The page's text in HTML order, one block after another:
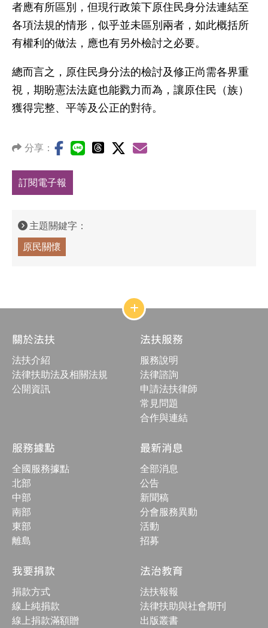
者應有所區別，但現行政策下原住民身分法連結至
各項法規的情形，似乎並未區別兩者，如此概括所
有權利的做法，應也有另外檢討之必要。
總而言之，原住民身分法的檢討及修正尚需各界重
視，期盼憲法法庭也能戮力而為，讓原住民（族）
獲得完整、平等及公正的對待。
分享：
訂閱電子報
主題關鍵字：
原民關懷
網
站
構
合
按
鈕
關於法扶
法扶介紹
法律扶助法及相關法規
公開資訊
法扶服務
服務說明
法律諮詢
申請法扶律師
常見問題
合作與連結
服務據點
全國服務據點
北部
中部
南部
東部
離島
最新消息
全部消息
公告
新聞稿
分會服務異動
活動
招募
我要捐款
捐款方式
線上純捐款
線上捐款滿額贈
法治教育
法扶報報
法律扶助與社會期刊
出版叢書